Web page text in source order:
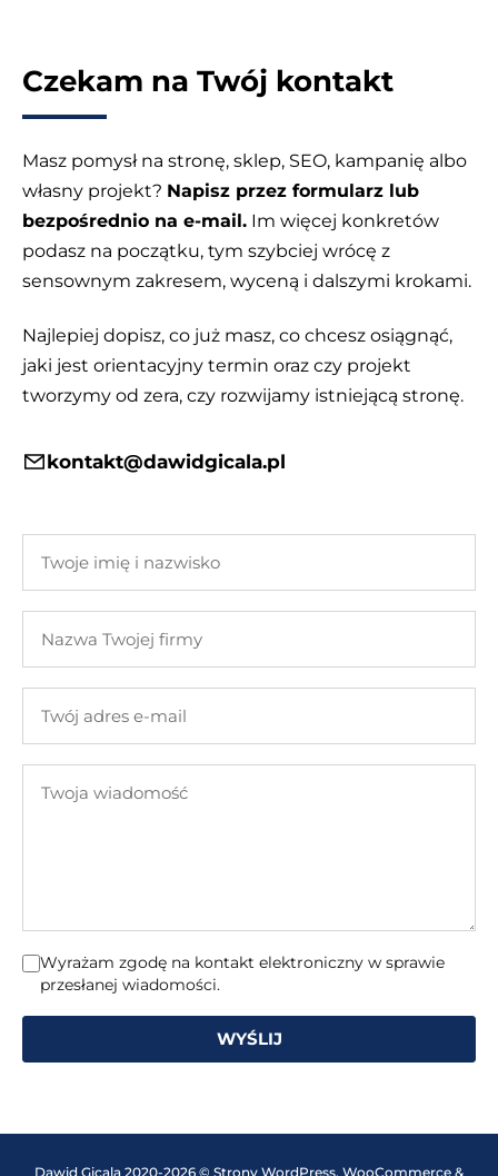
Czekam na Twój kontakt
Masz pomysł na stronę, sklep, SEO, kampanię albo
własny projekt? Napisz przez formularz lub
bezpośrednio na e-mail. Im więcej konkretów
podasz na początku, tym szybciej wrócę z
sensownym zakresem, wyceną i dalszymi krokami.
Najlepiej dopisz, co już masz, co chcesz osiągnąć,
jaki jest orientacyjny termin oraz czy projekt
tworzymy od zera, czy rozwijamy istniejącą stronę.
kontakt@dawidgicala.pl
imię
nazwisko
Twojej
adres
mail
wiadomość
Wyrażam zgodę na kontakt elektroniczny w sprawie
przesłanej wiadomości.
WYŚLIJ
Dawid Gicala 2020-2026 © Strony WordPress, WooCommerce &